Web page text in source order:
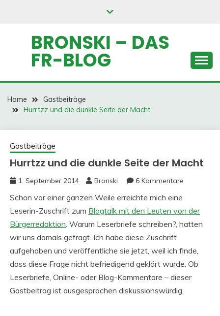
BRONSKI – DAS
FR-BLOG
Home
Gastbeiträge
Hurrtzz und die dunkle Seite der Macht
Gastbeiträge
Hurrtzz und die dunkle Seite der Macht
1. September 2014 Bronski 6 Kommentare
Schon vor einer ganzen Weile erreichte mich eine
Leserin-Zuschrift zum Blogtalk mit den Leuten von der
Bürgerredaktion. Warum Leserbriefe schreiben?, hatten
wir uns damals gefragt. Ich habe diese Zuschrift
aufgehoben und veröffentliche sie jetzt, weil ich finde,
dass diese Frage nicht befriedigend geklärt wurde. Ob
Leserbriefe, Online- oder Blog-Kommentare – dieser
Gastbeitrag ist ausgesprochen diskussionswürdig.